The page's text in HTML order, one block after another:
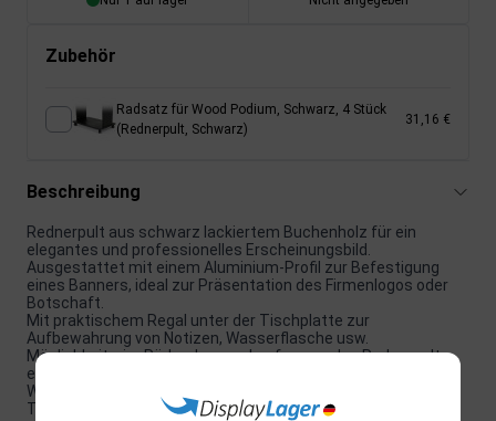
Zubehör
Radsatz für Wood Podium, Schwarz, 4 Stück
(Rednerpult, Schwarz)
31,16 €
Beschreibung
Rednerpult aus schwarz lackiertem Buchenholz für ein
elegantes und professionelles Erscheinungsbild.
Ausgestattet mit einem Aluminium-Profil zur Befestigung
eines Banners, ideal zur Präsentation des Firmenlogos oder
Botschaft.
Mit praktischem Regal unter der Tischplatte zur
Aufbewahrung von Notizen, Wasserflasche usw.
Möglichkeit, vier Räder dazu zu kaufen, um den Rednerpult
einfach und schnell zu bewegen.
Wird in einer schwarzen Stofftasche geliefert, für einfachen
Transport und Aufbewahrung, wenn nicht in Gebrauch.